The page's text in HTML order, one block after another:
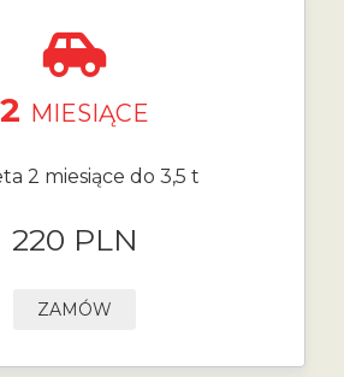
2 MIESIĄCE
2 miesiące do 3,5 t
220 PLN
ZAMÓW